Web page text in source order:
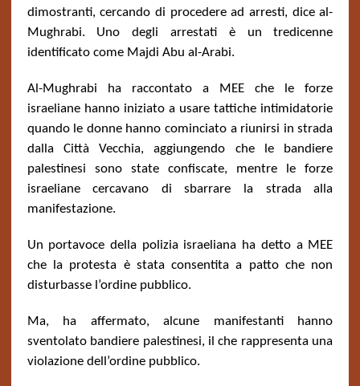
dimostranti, cercando di procedere ad arresti, dice al-
Mughrabi. Uno degli arrestati è un tredicenne
identificato come Majdi Abu al-Arabi.
Al-Mughrabi ha raccontato a MEE che le forze
israeliane hanno iniziato a usare tattiche intimidatorie
quando le donne hanno cominciato a riunirsi in strada
dalla Città Vecchia, aggiungendo che le bandiere
palestinesi sono state confiscate, mentre le forze
israeliane cercavano di sbarrare la strada alla
manifestazione.
Un portavoce della polizia israeliana ha detto a MEE
che la protesta è stata consentita a patto che non
disturbasse l’ordine pubblico.
Ma, ha affermato, alcune manifestanti hanno
sventolato bandiere palestinesi, il che rappresenta una
violazione dell’ordine pubblico.